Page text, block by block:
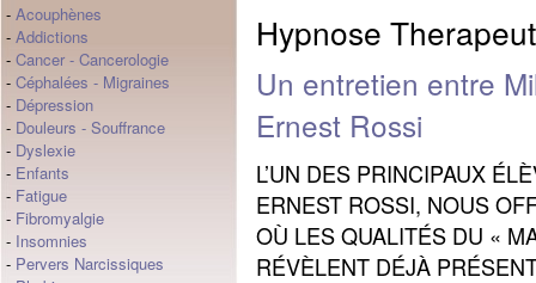
- Acouphènes
- Addictions
- Cancer - Cancerologie
- Céphalées - Migraines
- Dépression
- Douleurs - Souffrance
- Dyslexie
- Enfants
- Fatigue
- Fibromyalgie
- Insomnies
- Pervers Narcissiques
Hypnose
Un entretien entre
Ernest Rossi
L’UN DES PRINCIPAUX
ERNEST ROSSI, NOUS
OÙ LES QUALITÉS DU «
RÉVÈLENT DÉJÀ